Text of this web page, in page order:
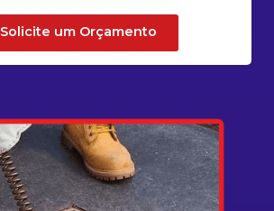
Solicite um Orçamento